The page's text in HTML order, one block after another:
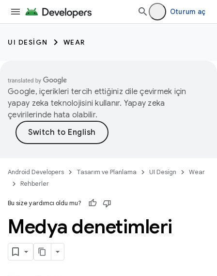
Oturum aç
UI DESIGN WEAR
Google, içerikleri tercih ettiğiniz dile çevirmek için
yapay zeka teknolojisini kullanır. Yapay zeka
çevirilerinde hata olabilir.
Android Developers Tasarım ve Planlama UI Design
Wear
Rehberler
Bu size yardımcı oldu mu?
Medya denetimleri